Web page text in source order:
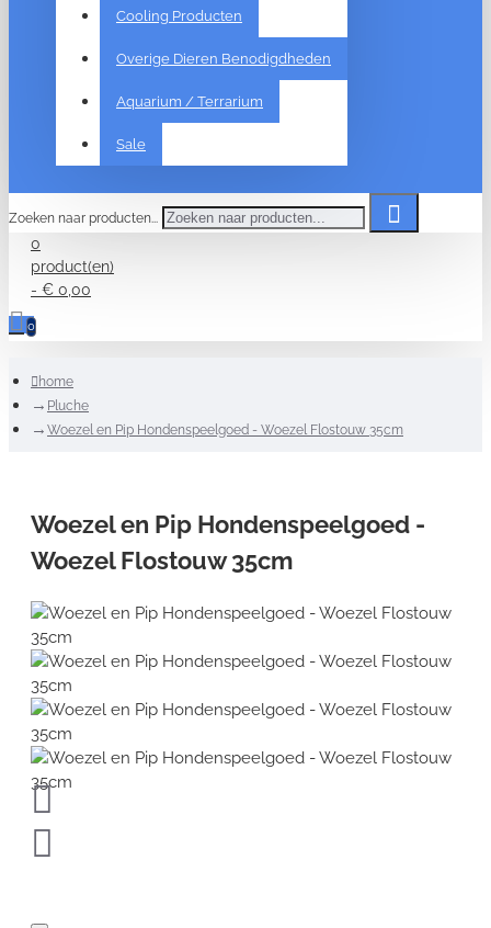
Cooling Producten
Overige Dieren Benodigdheden
Aquarium / Terrarium
Sale
Zoeken naar producten...
0
product(en)
- € 0,00
0
home
Pluche
Woezel en Pip Hondenspeelgoed - Woezel Flostouw 35cm
Woezel en Pip Hondenspeelgoed -
Woezel Flostouw 35cm